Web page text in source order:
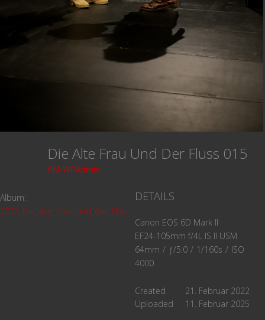
Die Alte Frau Und Der Fluss 015
SM-WPAdmin
Album:
2022_Die_alte_Frau_und_der_Fluss
DETAILS
Canon EOS 6D Mark II
EF24-105mm f/4L IS II USM
64mm / ƒ/5.0 / 1/160s / ISO
4000
Created
21. Februar 2022
Uploaded
11. Februar 2025